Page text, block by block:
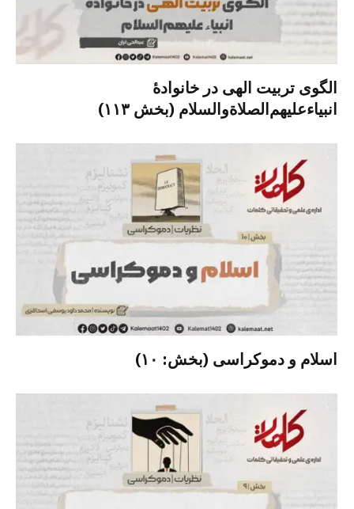
الگوی تربیت الهی در خانوادۀ
انبیاءعلیهم‌الصلاةو‌السلام (بخش ۱۱۳)
اسلام و دموکراسی (بخش: ۱۰)